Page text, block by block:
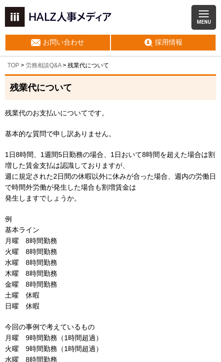
MENU
お問い合わせ 採用情報
TOP > 労務相談Q&A> 残業代について
残業代について
残業代のお支払いについてです。
基本的な質問で申し訳ありません。
1日8時間、1週間5日勤務の場合、1日おいて8時間を超えた場合は割
増した賃金支払は認識しておりますが、
週に規定された2日間の休暇以外に休みが合った場合、週内の労働日
で時間外労働が発生した場合も割増賃金は
発生しますでしょうか。
例
基本ライン
月曜 8時間勤務
火曜 8時間勤務
水曜 8時間勤務
木曜 8時間勤務
金曜 8時間勤務
土曜 休暇
日曜 休暇
今回の事例で考えているもの
月曜 9時間勤務（1時間超過）
火曜 9時間勤務（1時間超過）
水曜 8時間勤務